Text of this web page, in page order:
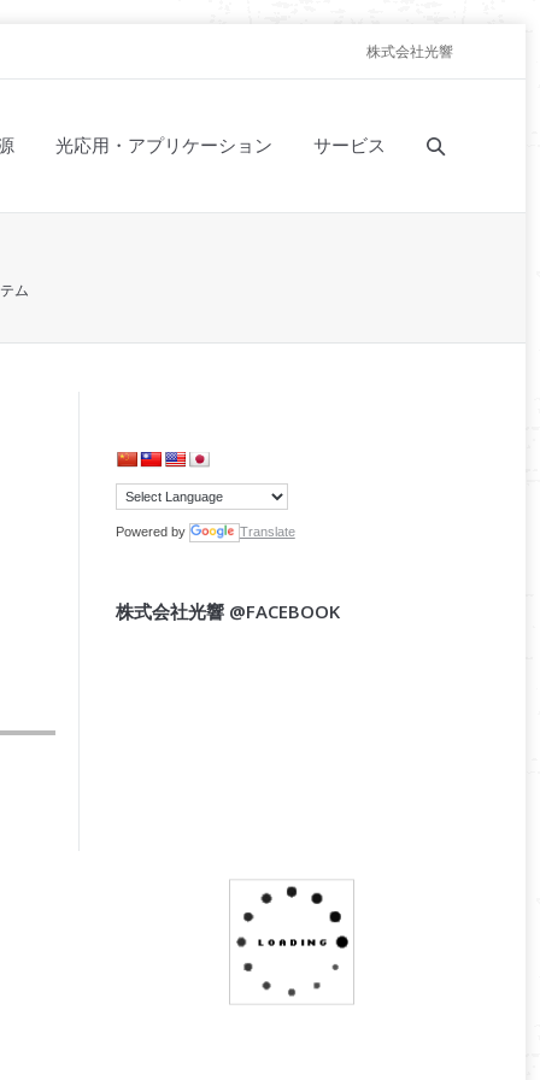
株式会社光響
光応用・アプリケーション サービス
ム
Powered by Translate
株式会社光響 @FACEBOOK